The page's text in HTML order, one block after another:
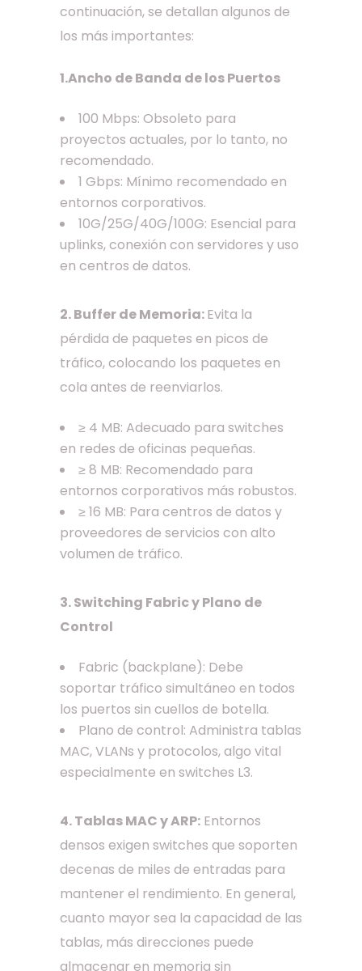
continuación, se detallan algunos de
los más importantes:
1.Ancho de Banda de los Puertos
100 Mbps: Obsoleto para
proyectos actuales, por lo tanto, no
recomendado.
1 Gbps: Mínimo recomendado en
entornos corporativos.
10G/25G/40G/100G: Esencial para
uplinks, conexión con servidores y uso
en centros de datos.
2. Buffer de Memoria:Evita la
pérdida de paquetes en picos de
tráfico, colocando los paquetes en
cola antes de reenviarlos.
≥ 4 MB: Adecuado para switches
en redes de oficinas pequeñas.
≥ 8 MB: Recomendado para
entornos corporativos más robustos.
≥ 16 MB: Para centros de datos y
proveedores de servicios con alto
volumen de tráfico.
3. Switching Fabric y Plano de
Control
Fabric (backplane): Debe
soportar tráfico simultáneo en todos
los puertos sin cuellos de botella.
Plano de control: Administra tablas
MAC, VLANs y protocolos, algo vital
especialmente en switches L3.
4. Tablas MAC y ARP: Entornos
densos exigen switches que soporten
decenas de miles de entradas para
mantener el rendimiento. En general,
cuanto mayor sea la capacidad de las
tablas, más direcciones puede
almacenar en memoria sin